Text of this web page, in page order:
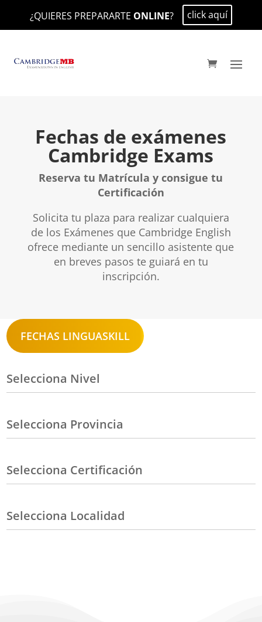
¿QUIERES PREPARARTE ONLINE? click aquí
Fechas de exámenes
Cambridge Exams
Reserva tu Matrícula y consigue tu
Certificación
Solicita tu plaza para realizar cualquiera
de los Exámenes que Cambridge English
ofrece mediante un sencillo asistente que
en breves pasos te guiará en tu
inscripción.
FECHAS LINGUASKILL
Selecciona Nivel
Selecciona Provincia
Selecciona Certificación
Selecciona Localidad